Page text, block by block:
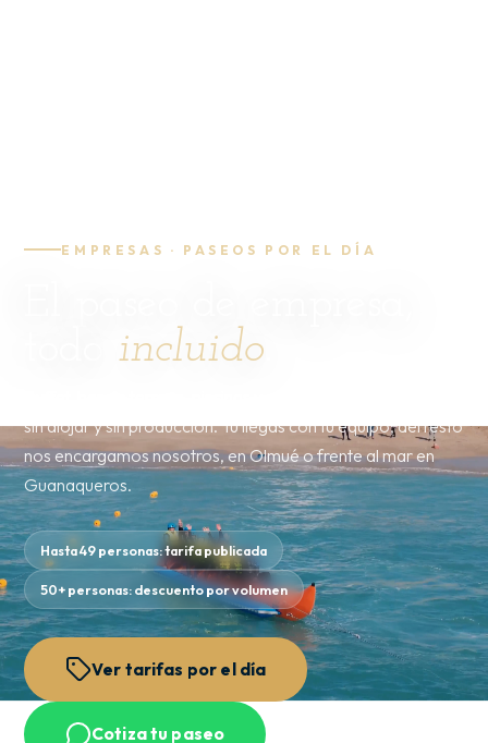
EMPRESAS · PASEOS POR EL DÍA
incluido
sin alojar y sin producción. Tú llegas con tu equipo; del resto
nos encargamos nosotros, en Olmué o frente al mar en
Guanaqueros.
Hasta 49 personas: tarifa publicada
50+ personas: descuento por volumen
Ver tarifas por el día
Cotiza tu paseo